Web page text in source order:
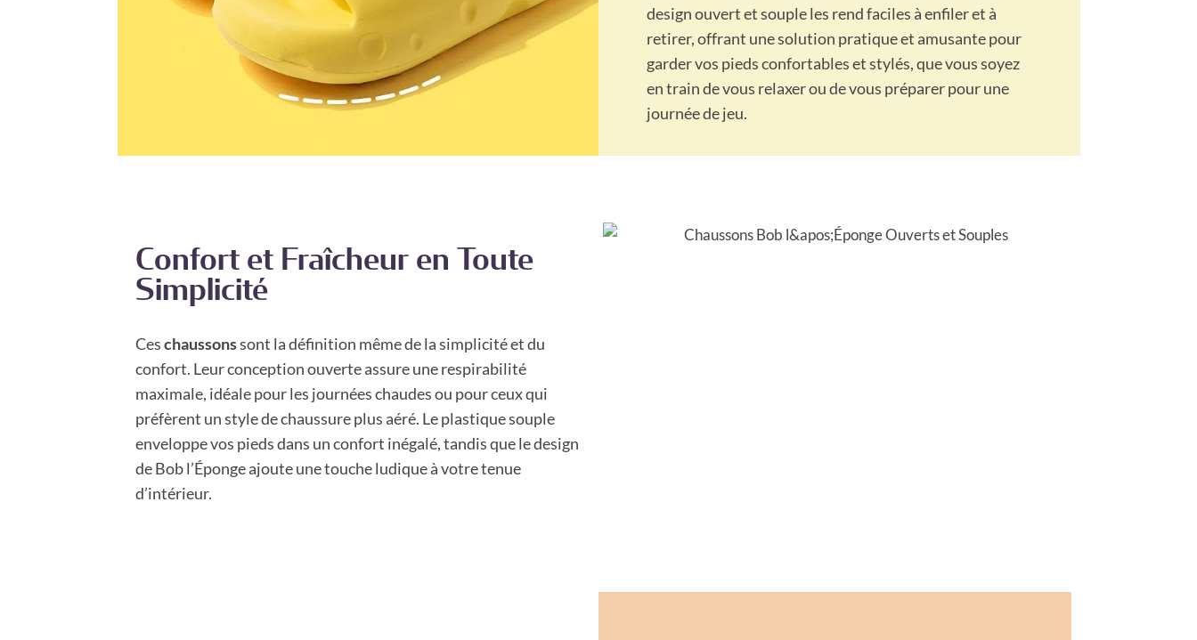
design ouvert et souple les rend faciles à enfiler et à
retirer, offrant une solution pratique et amusante pour
garder vos pieds confortables et stylés, que vous soyez
en train de vous relaxer ou de vous préparer pour une
journée de jeu.
Confort et Fraîcheur en Toute
Simplicité
Ceschaussonssont la définition même de la simplicité et du
confort. Leur conception ouverte assure une respirabilité
maximale, idéale pour les journées chaudes ou pour ceux qui
préfèrent un style de chaussure plus aéré. Le plastique souple
enveloppe vos pieds dans un confort inégalé, tandis que le design
de Bob l’Éponge ajoute une touche ludique à votre tenue
d’intérieur.